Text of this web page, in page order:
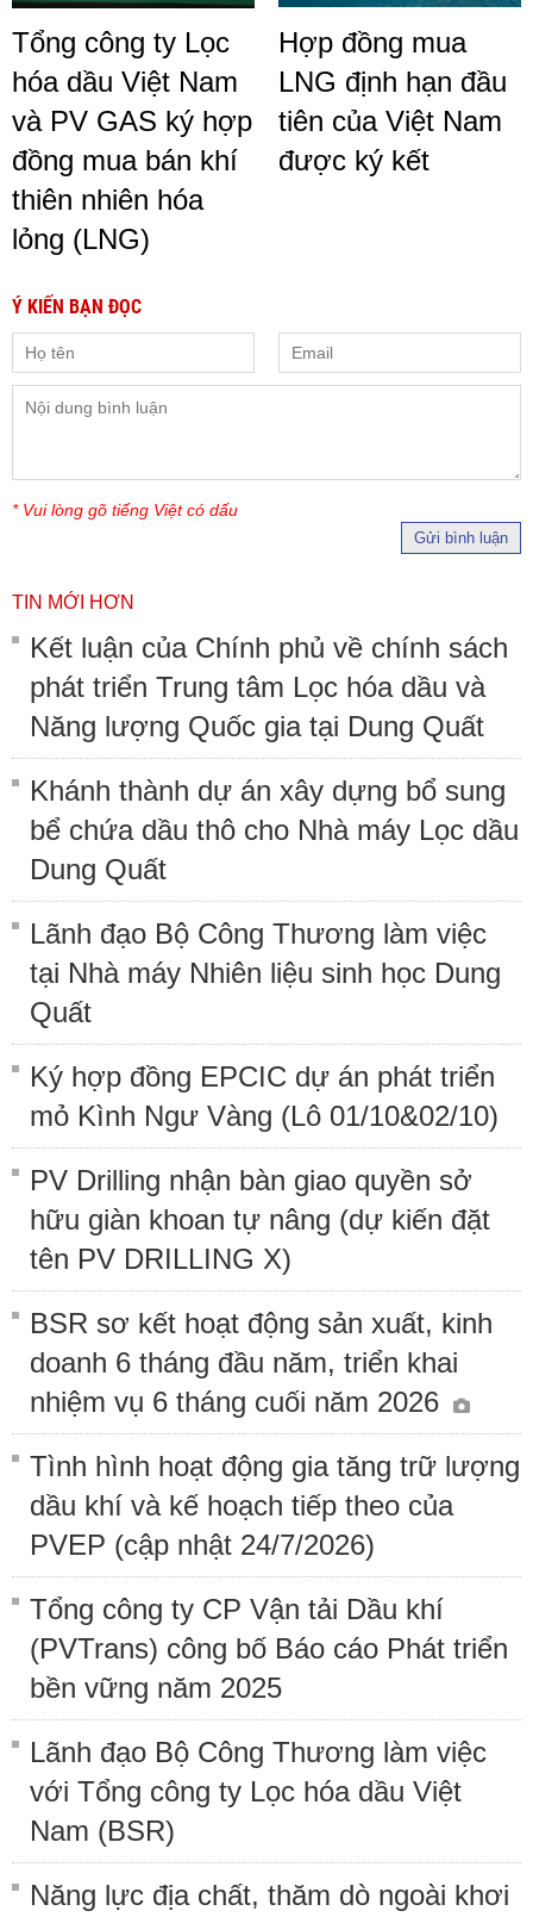
Tổng công ty Lọc
hóa dầu Việt Nam
và PV GAS ký hợp
đồng mua bán khí
thiên nhiên hóa
lỏng (LNG)
Hợp đồng mua
LNG định hạn đầu
tiên của Việt Nam
được ký kết
Ý KIẾN BẠN ĐỌC
* Vui lòng gõ tiếng Việt có dấu
Gửi bình luận
TIN MỚI HƠN
Kết luận của Chính phủ về chính sách
phát triển Trung tâm Lọc hóa dầu và
Năng lượng Quốc gia tại Dung Quất
Khánh thành dự án xây dựng bổ sung
bể chứa dầu thô cho Nhà máy Lọc dầu
Dung Quất
Lãnh đạo Bộ Công Thương làm việc
tại Nhà máy Nhiên liệu sinh học Dung
Quất
Ký hợp đồng EPCIC dự án phát triển
mỏ Kình Ngư Vàng (Lô 01/10&02/10)
PV Drilling nhận bàn giao quyền sở
hữu giàn khoan tự nâng (dự kiến đặt
tên PV DRILLING X)
BSR sơ kết hoạt động sản xuất, kinh
doanh 6 tháng đầu năm, triển khai
nhiệm vụ 6 tháng cuối năm 2026
Tình hình hoạt động gia tăng trữ lượng
dầu khí và kế hoạch tiếp theo của
PVEP (cập nhật 24/7/2026)
Tổng công ty CP Vận tải Dầu khí
(PVTrans) công bố Báo cáo Phát triển
bền vững năm 2025
Lãnh đạo Bộ Công Thương làm việc
với Tổng công ty Lọc hóa dầu Việt
Nam (BSR)
Năng lực địa chất, thăm dò ngoài khơi